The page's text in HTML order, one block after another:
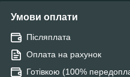
Умови оплати
Післяплата
Оплата на рахунок
Готівкою (100%